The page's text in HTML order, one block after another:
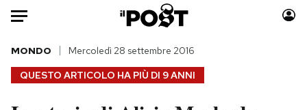
Auto
HOME
QUESTO ARTICOLO HA PIÙ DI 9 ANNI
MONDO Mercoledì 28 settembre 2016